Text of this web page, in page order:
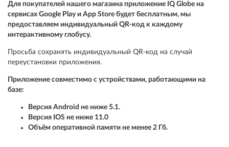
Для покупателей нашего магазина приложение IQ Globe на
сервисах Google Play и App Store будет бесплатным, мы
предоставляем индивидуальный QR-код к каждому
интерактивному глобусу.
Просьба сохранять индивидуальный QR-код на случай
переустановки приложения.
Приложение совместимо с устройствами, работающими на
базе:
Версия Android не ниже 5.1.
Версия IOS не ниже 11.0
Объём оперативной памяти не менее 2 Гб.